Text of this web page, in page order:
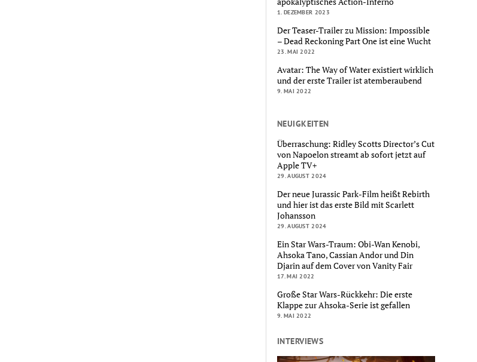
1. DEZEMBER 2023
Der Teaser-Trailer zu Mission: Impossible
– Dead Reckoning Part One ist eine Wucht
23. MAI 2022
Avatar: The Way of Water existiert wirklich
und der erste Trailer ist atemberaubend
9. MAI 2022
NEUIGKEITEN
Überraschung: Ridley Scotts Director’s Cut
von Napoelon streamt ab sofort jetzt auf
Apple TV+
29. AUGUST 2024
Der neue Jurassic Park-Film heißt Rebirth
und hier ist das erste Bild mit Scarlett
Johansson
29. AUGUST 2024
Ein Star Wars-Traum: Obi-Wan Kenobi,
Ahsoka Tano, Cassian Andor und Din
Djarin auf dem Cover von Vanity Fair
17. MAI 2022
Große Star Wars-Rückkehr: Die erste
Klappe zur Ahsoka-Serie ist gefallen
9. MAI 2022
INTERVIEWS